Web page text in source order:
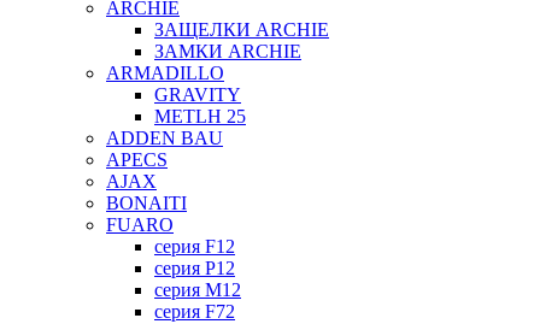
ARCHIE
ЗАЩЕЛКИ ARCHIE
ЗАМКИ ARCHIE
ARMADILLO
GRAVITY
METLH 25
ADDEN BAU
APECS
AJAX
BONAITI
FUARO
серия F12
серия P12
серия M12
серия F72